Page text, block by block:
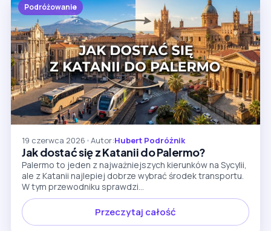
Podróżowanie
19 czerwca 2026 •Autor:Hubert Podróżnik
Jak dostać się z Katanii do Palermo?
Palermo to jeden z najważniejszych kierunków na Sycylii,
ale z Katanii najlepiej dobrze wybrać środek transportu.
W tym przewodniku sprawdzi...
Przeczytaj całość